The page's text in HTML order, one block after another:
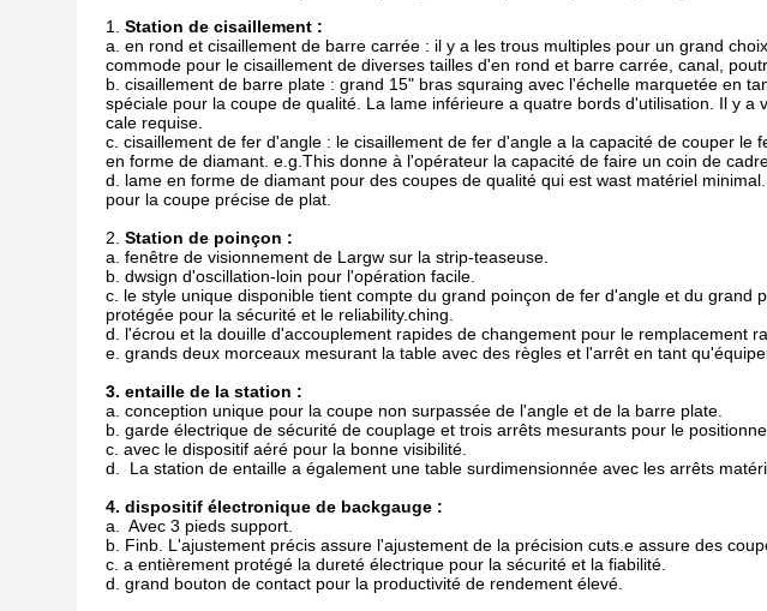
1. Station de cisaillement :
a. en rond et cisaillement de barre carrée : il y a les trous multiples pour un grand
commode pour le cisaillement de diverses tailles d'en rond et barre carrée, canal,
b. cisaillement de barre plate : grand 15" bras squraing avec l'échelle marquetée en
spéciale pour la coupe de qualité. La lame inférieure a quatre bords d'utilisation. Il y
cale requise.
c. cisaillement de fer d'angle : le cisaillement de fer d'angle a la capacité de couper le
en forme de diamant. e.g.This donne à l'opérateur la capacité de faire un coin de
d. lame en forme de diamant pour des coupes de qualité qui est wast matériel
pour la coupe précise de plat.
2. Station de poinçon :
a. fenêtre de visionnement de Largw sur la strip-teaseuse.
b. dwsign d'oscillation-loin pour l'opération facile.
c. le style unique disponible tient compte du grand poinçon de fer d'angle et du grand
protégée pour la sécurité et le reliability.ching.
d. l'écrou et la douille d'accouplement rapides de changement pour le remplacement
e. grands deux morceaux mesurant la table avec des règles et l'arrêt en tant
3. entaille de la station :
a. conception unique pour la coupe non surpassée de l'angle et de la barre plate.
b. garde électrique de sécurité de couplage et trois arrêts mesurants pour le
c. avec le dispositif aéré pour la bonne visibilité.
d. La station de entaille a également une table surdimensionnée avec les arrêts
4. dispositif électronique de backgauge :
a. Avec 3 pieds support.
b. Finb. L'ajustement précis assure l'ajustement de la précision cuts.e assure des
c. a entièrement protégé la dureté électrique pour la sécurité et la fiabilité.
d. grand bouton de contact pour la productivité de rendement élevé.